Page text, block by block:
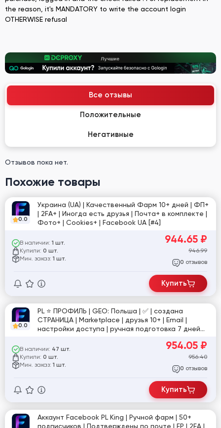
the reason, it's MANDATORY to write the account login
OTHERWISE refusal
Все отзывы
Положительные
Негативные
Отзывов пока нет.
Похожие товары
0.0
Украина (UA) | Качественный Фарм 10+ дней | ФП+
| 2FA+ | Иногда есть друзья | Почта+ в комплекте |
Фото+ | Cookies+ | Facebook UA [#4]
В наличии: 1 шт.
Купили: 0 шт.
Мин. заказ: 1 шт.
944.65 ₽
946.99
0 отзывов
Купить
0.0
PL ⭐️ ПРОФИЛЬ | GEO: Польша | ✅ | создана
СТРАНИЦА | Marketplace | друзья 10+ | Email |
настройки доступа | ручная подготовка 7 дней
в комплекте | №яр
В наличии: 47 шт.
Купили: 0 шт.
Мин. заказ: 1 шт.
954.05 ₽
956.40
0 отзывов
Купить
Аккаунт Facebook PL King | Ручной фарм | 50+
подписчиков | Подтверждены по почте | FP | 2FA |